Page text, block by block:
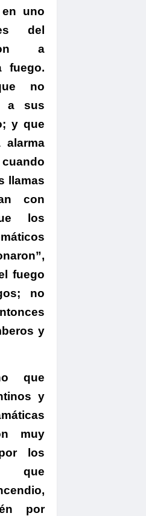
uno
del
a
fuego.
no
a sus
y que
alarma
llamas
con
los
fuego
no
y
que
y
muy
los
que
,
por